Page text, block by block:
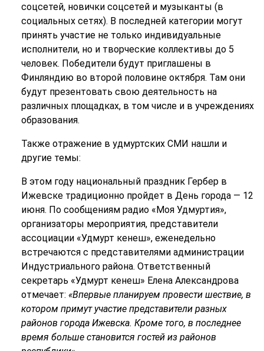
соцсетей, новички соцсетей и музыканты (в
социальных сетях). В последней категории могут
принять участие не только индивидуальные
исполнители, но и творческие коллективы до 5
человек. Победители будут приглашены в
Финляндию во второй половине октября. Там они
будут презентовать свою деятельность на
различных площадках, в том числе и в учреждениях
образования.
Также отражение в удмуртских СМИ нашли и
другие темы:
В этом году национальный праздник Гербер в
Ижевске традиционно пройдет в День города — 12
июня. По сообщениям радио «Моя Удмуртия»,
организаторы мероприятия, представители
ассоциации «Удмурт кенеш», еженедельно
встречаются с представителями администрации
Индустриального района. Ответственный
секретарь «Удмурт кенеш» Елена Александрова
отмечает: «Впервые планируем провести шествие, в
котором примут участие представители разных
районов города Ижевска. Кроме того, в последнее
время больше становится гостей из районов